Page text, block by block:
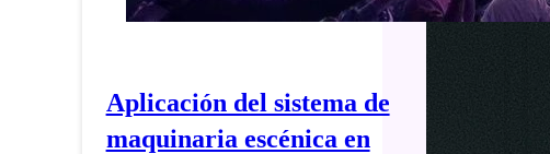
Aplicación del sistema de
maquinaria escénica en